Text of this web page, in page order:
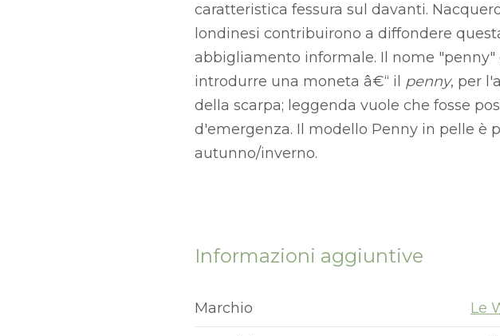
caratteristica fessura sul davanti.
londinesi contribuirono a diffondere
abbigliamento informale. Il nome
introdurre una moneta â€“ il penny, per
della scarpa; leggenda vuole che fosse
d'emergenza. Il modello Penny in pelle è
autunno/inverno.
Informazioni aggiuntive
Marchio Le